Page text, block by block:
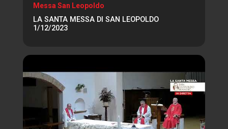
Messa San Leopoldo
LA SANTA MESSA DI SAN LEOPOLDO
1/12/2023